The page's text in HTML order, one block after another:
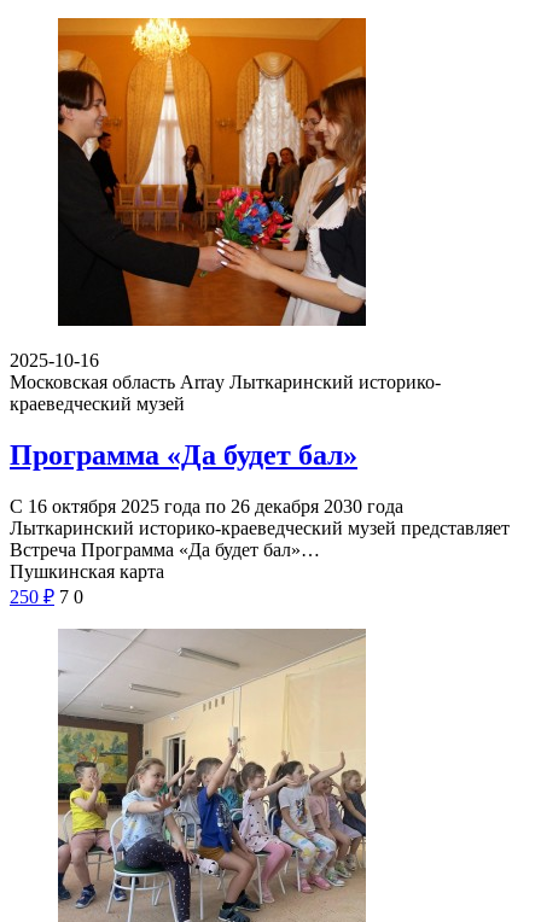
2025-10-16
Московская область Array Лыткаринский историко-
краеведческий музей
Программа «Да будет бал»
С 16 октября 2025 года по 26 декабря 2030 года
Лыткаринский историко-краеведческий музей представляет
Встреча Программа «Да будет бал»…
Пушкинская карта
250 ₽ 7 0